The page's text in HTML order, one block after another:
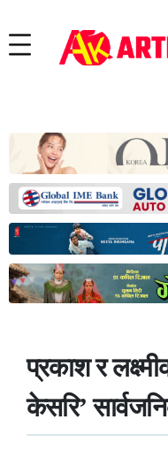
प्रकाश र
केसरि’